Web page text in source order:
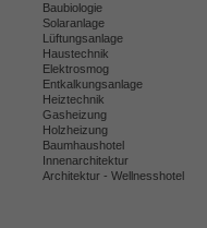
Baubiologie
Solaranlage
Lüftungsanlage
Haustechnik
Elektrosmog
Entkalkungsanlage
Heiztechnik
Gasheizung
Holzheizung
Baumhaushotel
Innenarchitektur
Architektur - Wellnesshotel